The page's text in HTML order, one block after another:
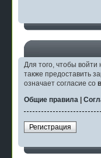
Для того, чтобы
также предоставить
означает согласие со
Общие правила
Регистрация